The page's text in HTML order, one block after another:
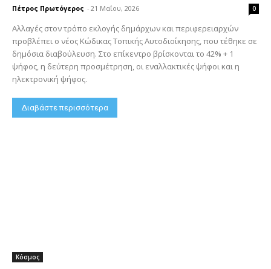
Πέτρος Πρωτόγερος - 21 Μαΐου, 2026 0
Αλλαγές στον τρόπο εκλογής δημάρχων και περιφερειαρχών
προβλέπει ο νέος Κώδικας Τοπικής Αυτοδιοίκησης, που τέθηκε σε
δημόσια διαβούλευση. Στο επίκεντρο βρίσκονται το 42% + 1
ψήφος, η δεύτερη προσμέτρηση, οι εναλλακτικές ψήφοι και η
ηλεκτρονική ψήφος.
Διαβάστε περισσότερα
Κόσμος